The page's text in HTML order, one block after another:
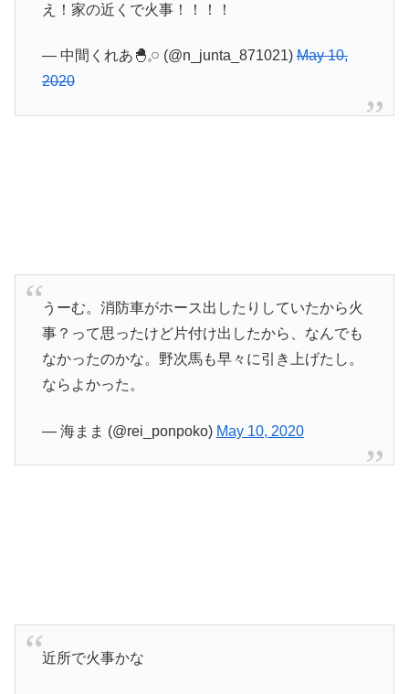
え！家の近くで火事！！！！
— 中間くれあ🐣𓈒𓏸 (@n_junta_871021)May 10,
2020
うーむ。消防車がホース出したりしていたから火
事？って思ったけど片付け出したから、なんでも
なかったのかな。野次馬も早々に引き上げたし。
ならよかった。
— 海まま (@rei_ponpoko) May 10, 2020
近所で火事かな